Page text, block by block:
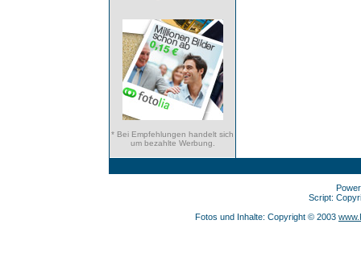
* Bei Empfehlungen handelt sich
um bezahlte Werbung.
Script:
Fotos und Inhalte: Copyright © 2003